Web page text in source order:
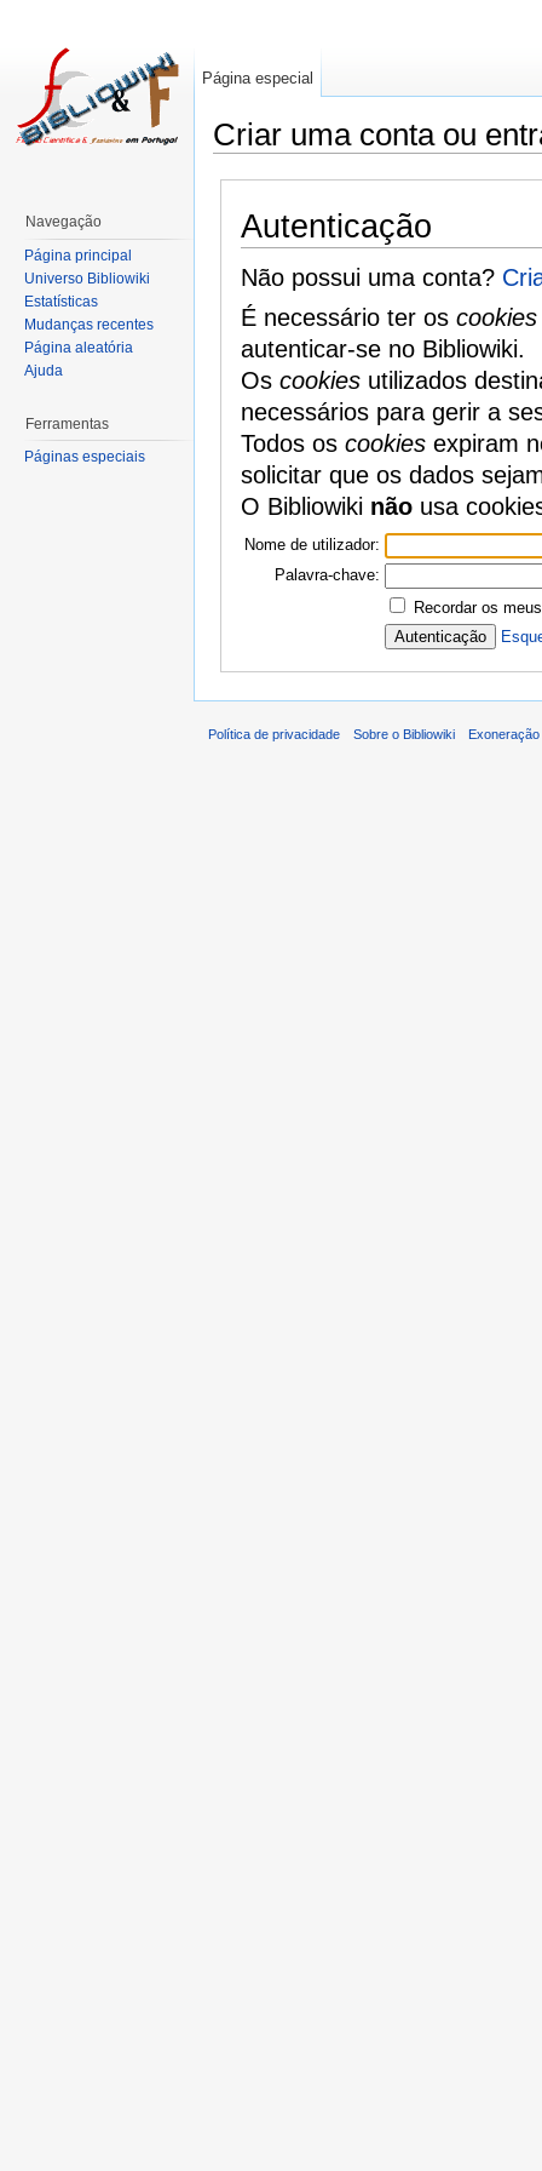
Criar uma conta ou
Autenticação
Não possui uma conta?
É necessário ter os cookies
autenticar-se no Bibliowiki.
Os cookiesutilizados
necessários para gerir a
Todos os cookiesexpiram
solicitar que os dados
O Bibliowiki nãousa
Nome de utilizador:
Palavra-chave:
Recordar os
Página especial
Navegação
Página principal
Universo Bibliowiki
Estatísticas
Mudanças recentes
Página aleatória
Ajuda
Ferramentas
Páginas especiais
Política de privacidade Sobre o Bibliowiki